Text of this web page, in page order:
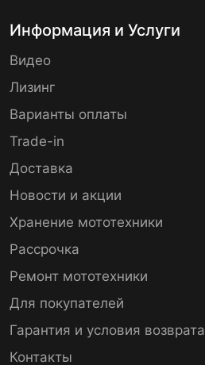
Информация и Услуги
Видео
Лизинг
Варианты оплаты
Trade-in
Доставка
Новости и акции
Хранение мототехники
Рассрочка
Ремонт мототехники
Для покупателей
Гарантия и условия возврата
Контакты